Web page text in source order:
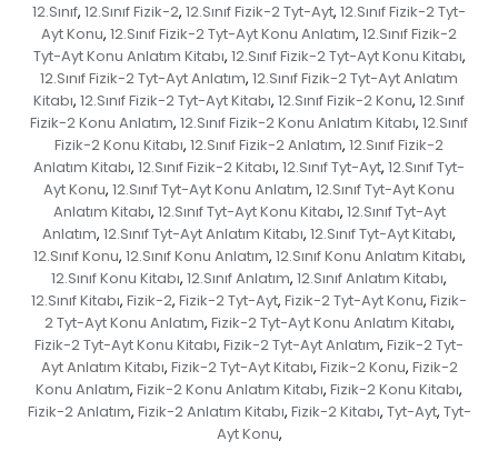
12.Sınıf, 12.Sınıf Fizik-2, 12.Sınıf Fizik-2 Tyt-Ayt, 12.Sınıf Fizik-2 Tyt-
Ayt Konu, 12.Sınıf Fizik-2 Tyt-Ayt Konu Anlatım, 12.Sınıf Fizik-2
Tyt-Ayt Konu Anlatım Kitabı, 12.Sınıf Fizik-2 Tyt-Ayt Konu Kitabı,
12.Sınıf Fizik-2 Tyt-Ayt Anlatım, 12.Sınıf Fizik-2 Tyt-Ayt Anlatım
Kitabı, 12.Sınıf Fizik-2 Tyt-Ayt Kitabı, 12.Sınıf Fizik-2 Konu, 12.Sınıf
Fizik-2 Konu Anlatım, 12.Sınıf Fizik-2 Konu Anlatım Kitabı, 12.Sınıf
Fizik-2 Konu Kitabı, 12.Sınıf Fizik-2 Anlatım, 12.Sınıf Fizik-2
Anlatım Kitabı, 12.Sınıf Fizik-2 Kitabı, 12.Sınıf Tyt-Ayt, 12.Sınıf Tyt-
Ayt Konu, 12.Sınıf Tyt-Ayt Konu Anlatım, 12.Sınıf Tyt-Ayt Konu
Anlatım Kitabı, 12.Sınıf Tyt-Ayt Konu Kitabı, 12.Sınıf Tyt-Ayt
Anlatım, 12.Sınıf Tyt-Ayt Anlatım Kitabı, 12.Sınıf Tyt-Ayt Kitabı,
12.Sınıf Konu, 12.Sınıf Konu Anlatım, 12.Sınıf Konu Anlatım Kitabı,
12.Sınıf Konu Kitabı, 12.Sınıf Anlatım, 12.Sınıf Anlatım Kitabı,
12.Sınıf Kitabı, Fizik-2, Fizik-2 Tyt-Ayt, Fizik-2 Tyt-Ayt Konu, Fizik-
2 Tyt-Ayt Konu Anlatım, Fizik-2 Tyt-Ayt Konu Anlatım Kitabı,
Fizik-2 Tyt-Ayt Konu Kitabı, Fizik-2 Tyt-Ayt Anlatım, Fizik-2 Tyt-
Ayt Anlatım Kitabı, Fizik-2 Tyt-Ayt Kitabı, Fizik-2 Konu, Fizik-2
Konu Anlatım, Fizik-2 Konu Anlatım Kitabı, Fizik-2 Konu Kitabı,
Fizik-2 Anlatım, Fizik-2 Anlatım Kitabı, Fizik-2 Kitabı, Tyt-Ayt, Tyt-
Ayt Konu,